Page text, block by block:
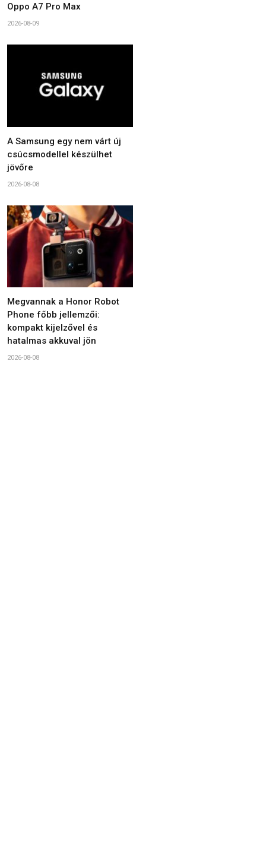
Oppo A7 Pro Max
2026-08-09
A Samsung egy nem várt új
csúcsmodellel készülhet
jövőre
2026-08-08
Megvannak a Honor Robot
Phone főbb jellemzői:
kompakt kijelzővel és
hatalmas akkuval jön
2026-08-08